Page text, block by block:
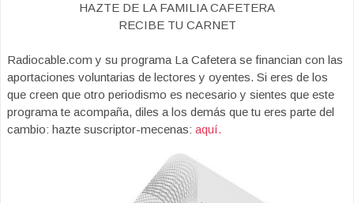
HAZTE DE LA FAMILIA CAFETERA
RECIBE TU CARNET
Radiocable.com y su programa La Cafetera se financian con las
aportaciones voluntarias de lectores y oyentes. Si eres de los
que creen que otro periodismo es necesario y sientes que este
programa te acompaña, diles a los demás que tu eres parte del
cambio: hazte suscriptor-mecenas: aquí.